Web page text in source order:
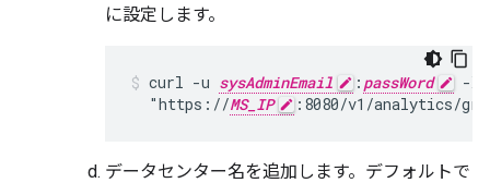
に設定します。
curl -u sysAdminEmail : passWord
-X
  "https://
MS_IP :8080/v1/analytics/
データセンター名を追加します。デフォルトで